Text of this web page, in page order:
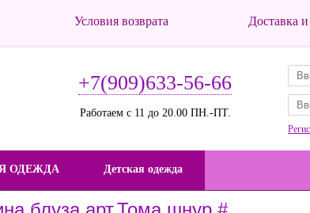
Условия возврата Доставка
+7(909)633-56-66
Работаем с 11 до 20.00 ПН.-ПТ.
ОДЕЖДА Детская одежда